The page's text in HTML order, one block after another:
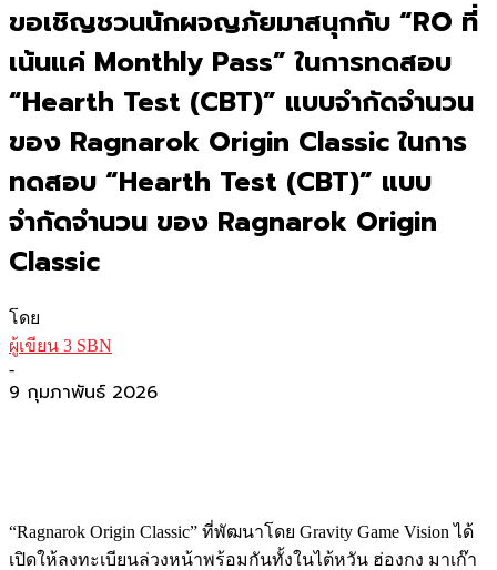
ขอเชิญชวนนักผจญภัยมาสนุกกับ “RO ที่
เน้นแค่ Monthly Pass” ในการทดสอบ
“Hearth Test (CBT)” แบบจำกัดจำนวน
ของ Ragnarok Origin Classic ในการ
ทดสอบ “Hearth Test (CBT)” แบบ
จำกัดจำนวน ของ Ragnarok Origin
Classic
โดย
ผู้เขียน 3 SBN
-
9 กุมภาพันธ์ 2026
“Ragnarok Origin Classic” ที่พัฒนาโดย Gravity Game Visionได้
เปิดให้ลงทะเบียนล่วงหน้าพร้อมกันทั้งในไต้หวัน ฮ่องกง มาเก๊า